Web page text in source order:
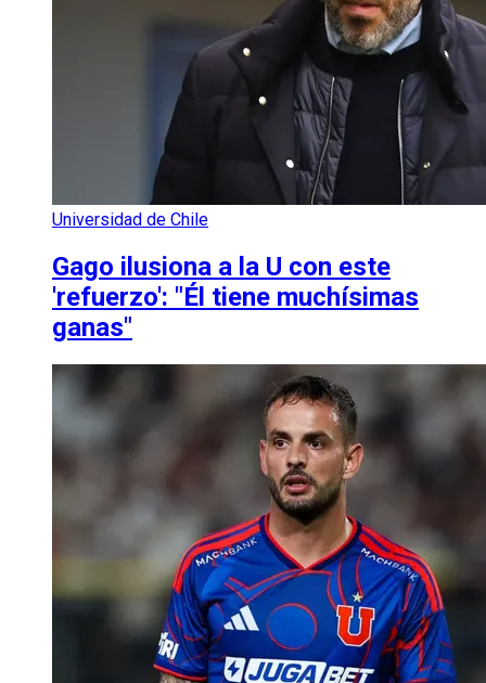
Universidad de Chile
Gago ilusiona a la U con este
'refuerzo': "Él tiene muchísimas
ganas"